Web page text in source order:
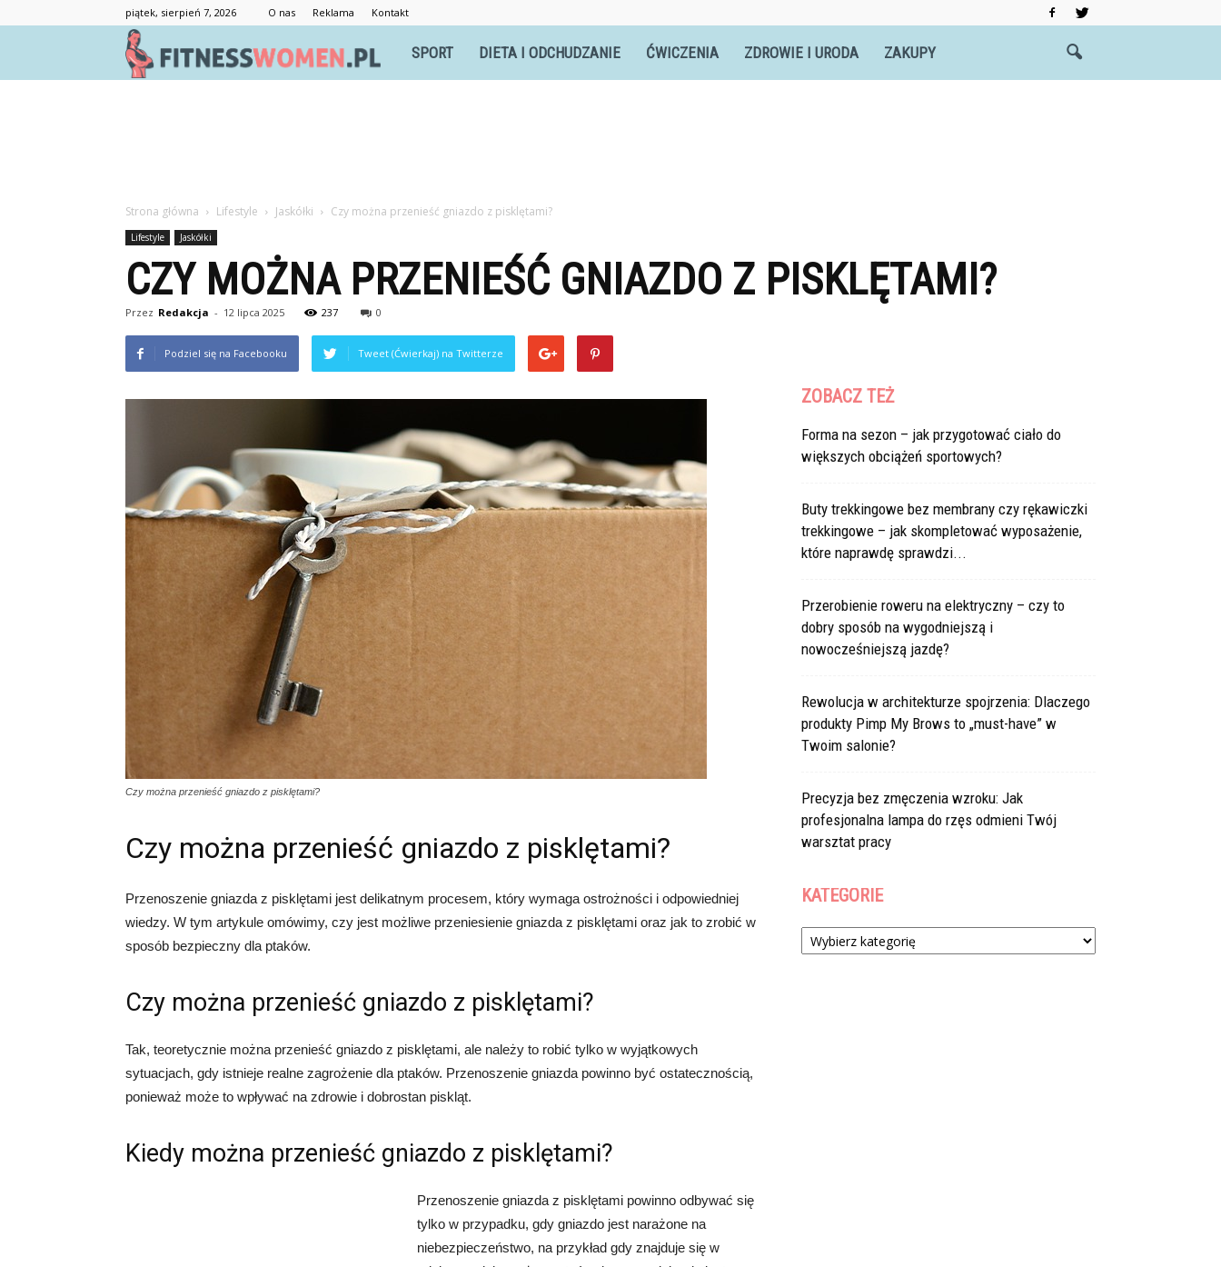
piątek, sierpień 7, 2026 O nas Reklama Kontakt
Fitnesswomen.pl
SPORT DIETA I ODCHUDZANIE ĆWICZENIA ZDROWIE I URODA ZAKUPY
Strona główna Lifestyle Jaskółki Czy można przenieść gniazdo z pisklętami?
Lifestyle Jaskółki
CZY MOŻNA PRZENIEŚĆ GNIAZDO Z PISKLĘTAMI?
Przez Redakcja - 12 lipca 2025 237 0
Podziel się na Facebooku Tweet (Ćwierkaj) na Twitterze
Czy można przenieść gniazdo z pisklętami?
Czy można przenieść gniazdo z pisklętami?
Przenoszenie gniazda z pisklętami jest delikatnym procesem, który wymaga ostrożności i odpowiedniej
wiedzy. W tym artykule omówimy, czy jest możliwe przeniesienie gniazda z pisklętami oraz jak to zrobić w
sposób bezpieczny dla ptaków.
Czy można przenieść gniazdo z pisklętami?
Tak, teoretycznie można przenieść gniazdo z pisklętami, ale należy to robić tylko w wyjątkowych
sytuacjach, gdy istnieje realne zagrożenie dla ptaków. Przenoszenie gniazda powinno być ostatecznością,
ponieważ może to wpływać na zdrowie i dobrostan piskląt.
Kiedy można przenieść gniazdo z pisklętami?
Przenoszenie gniazda z pisklętami powinno odbywać się
tylko w przypadku, gdy gniazdo jest narażone na
niebezpieczeństwo, na przykład gdy znajduje się w
ZOBACZ TEŻ
Forma na sezon – jak przygotować ciało do
większych obciążeń sportowych?
Buty trekkingowe bez membrany czy rękawiczki
trekkingowe – jak skompletować wyposażenie,
które naprawdę sprawdzi...
Przerobienie roweru na elektryczny – czy to
dobry sposób na wygodniejszą i
nowocześniejszą jazdę?
Rewolucja w architekturze spojrzenia: Dlaczego
produkty Pimp My Brows to „must-have” w
Twoim salonie?
Precyzja bez zmęczenia wzroku: Jak
profesjonalna lampa do rzęs odmieni Twój
warsztat pracy
KATEGORIE
Kategorie